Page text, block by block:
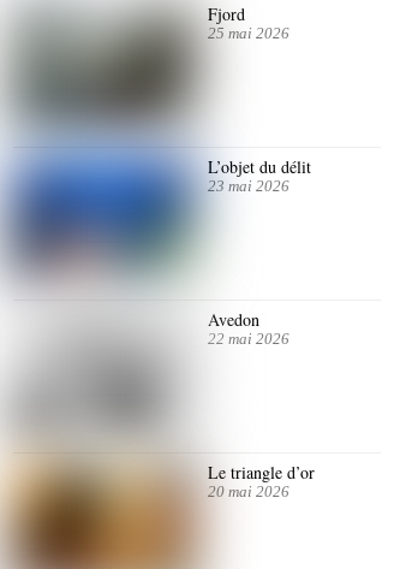
Fjord
25 mai 2026
L’objet du délit
23 mai 2026
Avedon
22 mai 2026
Le triangle d’or
20 mai 2026